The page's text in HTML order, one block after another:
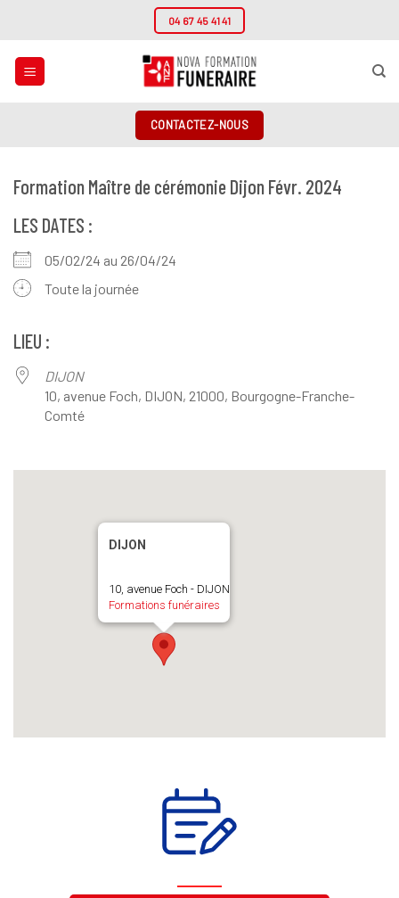
contenu
04 67 45 41 41
CONTACTEZ-NOUS
Formation Maître de cérémonie Dijon Févr. 2024
LES DATES :
05/02/24 au 26/04/24
Toute la journée
LIEU :
DIJON
10, avenue Foch, DIJON, 21000, Bourgogne-Franche-
Comté
DIJON
10, avenue Foch - DIJON
Formations funéraires